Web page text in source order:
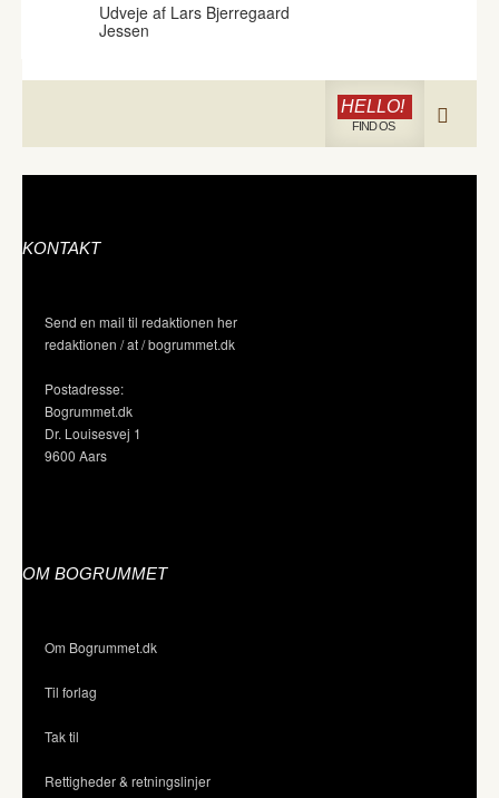
Udveje af Lars Bjerregaard
Jessen
HELLO!
FIND OS
KONTAKT
Send en mail til redaktionen her
redaktionen / at / bogrummet.dk
Postadresse:
Bogrummet.dk
Dr. Louisesvej 1
9600 Aars
OM BOGRUMMET
Om Bogrummet.dk
Til forlag
Tak til
Rettigheder & retningslinjer